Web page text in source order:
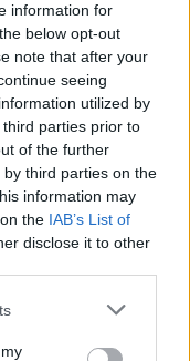
information for
below opt-out
note that after your
seeing
utilized by
parties prior to
of the further
third parties on the
information may
the IAB’s List of
disclose it to other
τη Νωτιαία Μυϊκή
Ξέρεις»
στο
το
Βόρειο
του Spider-Man